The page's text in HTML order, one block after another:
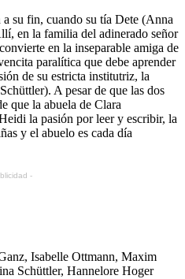
su fin, cuando su tía Dete (Anna
en la familia del adinerado señor
en la inseparable amiga de
paralítica que debe aprender
de su estricta institutriz, la
A pesar de que las dos
que la abuela de Clara
la pasión por leer y escribir, la
y el abuelo es cada día
-
Isabelle Ottmann, Maxim
Schüttler, Hannelore Hoger